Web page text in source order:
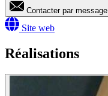
Contacter par message
Site web
Réalisations